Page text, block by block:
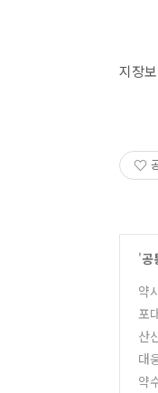
지장
'공
약
포
산
대
약